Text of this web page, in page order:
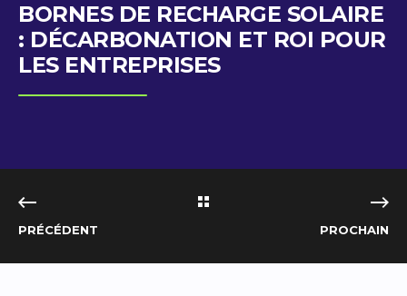
BORNES DE RECHARGE SOLAIRE
: DÉCARBONATION ET ROI POUR
LES ENTREPRISES
PRÉCÉDENT PROCHAIN